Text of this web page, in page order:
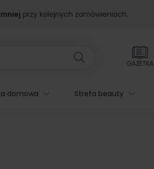
przy kolejnych zamówieniach.
GAZETKA
domowa Strefa beauty